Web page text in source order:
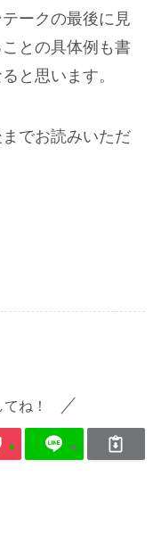
ークの最後に見
との具体例も書
と思います。
でお読みいただ
ね！